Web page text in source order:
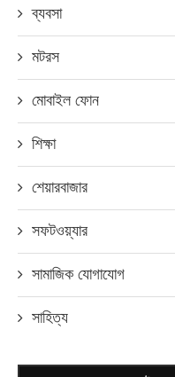
ব্যবসা
মটরস
মোবাইল ফোন
শিক্ষা
শেয়ারবাজার
সফটওয়্যার
সামাজিক যোগাযোগ
সাহিত্য